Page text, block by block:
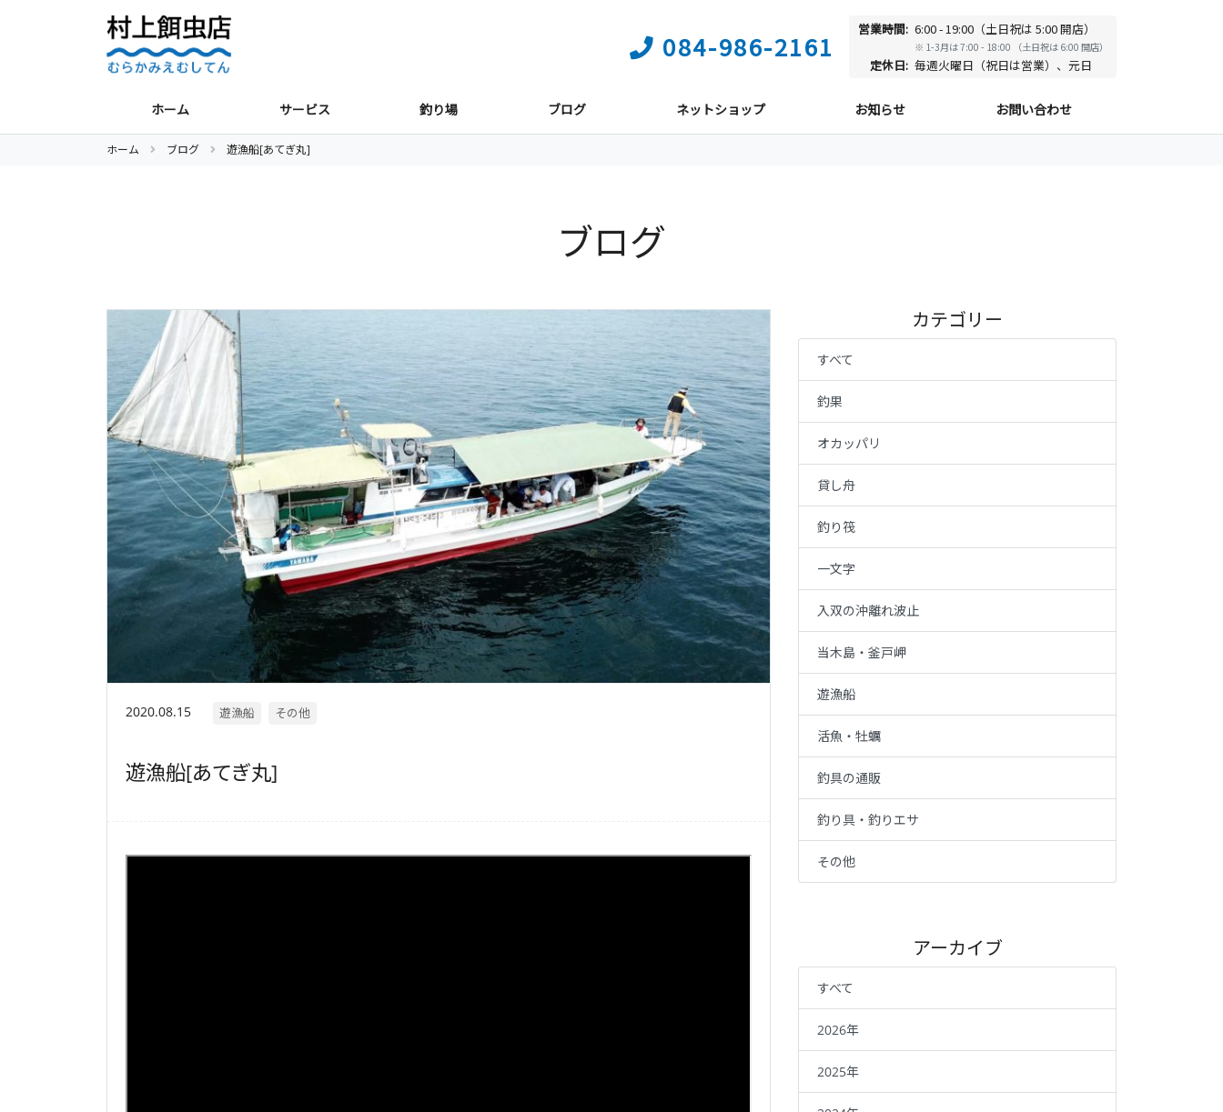
084-986-2161
営業時間: 6:00 - 19:00（土日祝は 5:00 開店）
※ 1-3月は 7:00 - 18:00 （土日祝は 6:00 開店）
定休日: 毎週火曜日（祝日は営業）、元日
ホーム サービス 釣り場 ブログ ネットショップ お知らせ お問い合わせ
ホーム ブログ 遊漁船[あてぎ丸]
ブログ
2020.08.15 遊漁船 その他
遊漁船[あてぎ丸]
カテゴリー
すべて
釣果
オカッパリ
貸し舟
釣り筏
一文字
入双の沖離れ波止
当木島・釜戸岬
遊漁船
活魚・牡蠣
釣具の通販
釣り具・釣りエサ
その他
アーカイブ
すべて
2026年
2025年